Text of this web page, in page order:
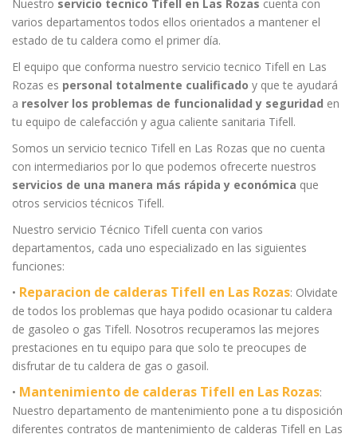
Nuestro servicio tecnico Tifell en Las Rozas cuenta con
varios departamentos todos ellos orientados a mantener el
estado de tu caldera como el primer día.
El equipo que conforma nuestro servicio tecnico Tifell en Las
Rozas es personal totalmente cualificado y que te ayudará
a resolver los problemas de funcionalidad y seguridad en
tu equipo de calefacción y agua caliente sanitaria Tifell.
Somos un servicio tecnico Tifell en Las Rozas que no cuenta
con intermediarios por lo que podemos ofrecerte nuestros
servicios de una manera más rápida y económica que
otros servicios técnicos Tifell.
Nuestro servicio Técnico Tifell cuenta con varios
departamentos, cada uno especializado en las siguientes
funciones:
• Reparacion de calderas Tifell en Las Rozas: Olvidate
de todos los problemas que haya podido ocasionar tu caldera
de gasoleo o gas Tifell. Nosotros recuperamos las mejores
prestaciones en tu equipo para que solo te preocupes de
disfrutar de tu caldera de gas o gasoil.
• Mantenimiento de calderas Tifell en Las Rozas:
Nuestro departamento de mantenimiento pone a tu disposición
diferentes contratos de mantenimiento de calderas Tifell en Las